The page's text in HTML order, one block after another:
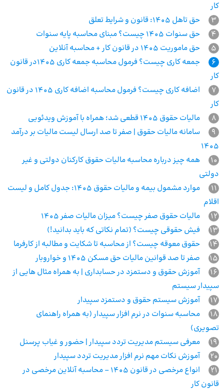
کار
3
حق تاهل 1405: قانون و شرایط تعلق
4
حق سنوات 1405 چیست؟ مبنای محاسبه پایه سنوات
5
حق ماموریت 1405 در قانون کار + محاسبه آنلاین
6
جمعه کاری چیست؟ فرمول محاسبه جمعه کاری 1405در قانون
کار
7
اضافه کاری چیست؟ فرمول محاسبه اضافه کاری 1405 در قانون
کار
8
مالیات حقوق 1405 قطعی شد؛ همراه با آموزش ویدئویی
9
سامانه مالیات حقوق | صفر تا صد ارسال لیست مالیات بر درآمد
1405
10
همه چیز درباره محاسبه مالیات حقوق کارکنان دولتی و غیر
دولتی
11
موارد مشمول بیمه و مالیات حقوق ۱۴۰۵: جدول کامل و لیست
اقلام
12
مالیات حقوق صفر چیست؟ میزان مالیات صفر 1405
13
فیش حقوقی چیست؟ (تمام نکاتی که باید بدانید!)
14
حقوق معوقه چیست؟ از محاسبه تا شکایت و مطالبه از کارفرما
15
صفر تا صد قوانین مالیات حق مسکن 1405 و خواروبار
16
آموزش حقوق و دستمزد در حسابداری | به همراه مثال‌ هایی از
سپیدار سیستم
17
آموزش سیستم حقوق و دستمزد سپیدار
18
محاسبه سنوات در نرم افزار سپیدار (به همراه راهنمای
تصویری)
19
معرفی سیستم مدیریت تردد سپیدار | حضور و غیاب پرسنل
20
آموزش نکات مهم نرم افزار مدیریت تردد سپیدار
21
انواع مرخصی در قانون 1405 – محاسبه آنلاین مرخصی در
قانون کار